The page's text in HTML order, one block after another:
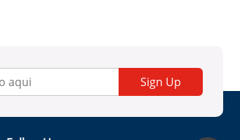
Sign Up